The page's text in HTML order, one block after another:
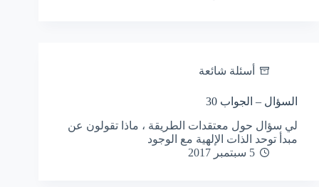
أسئلة شائعة
السؤال – الجواب 30
لي سؤال حول معتقدات الطريقة ، ماذا تقولون عن
مبدأ توحد الذات الإلهية مع الوجود
5 سبتمبر 2017